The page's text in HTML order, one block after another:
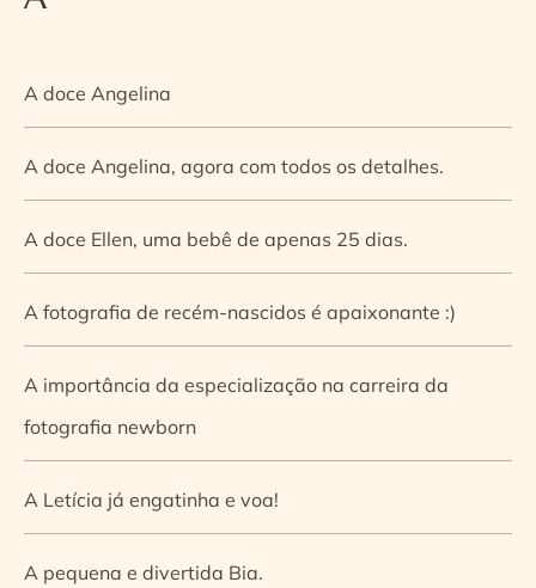
A doce Angelina
A doce Angelina, agora com todos os detalhes.
A doce Ellen, uma bebê de apenas 25 dias.
A fotografia de recém-nascidos é apaixonante :)
A importância da especialização na carreira da
fotografia newborn
A Letícia já engatinha e voa!
A pequena e divertida Bia.